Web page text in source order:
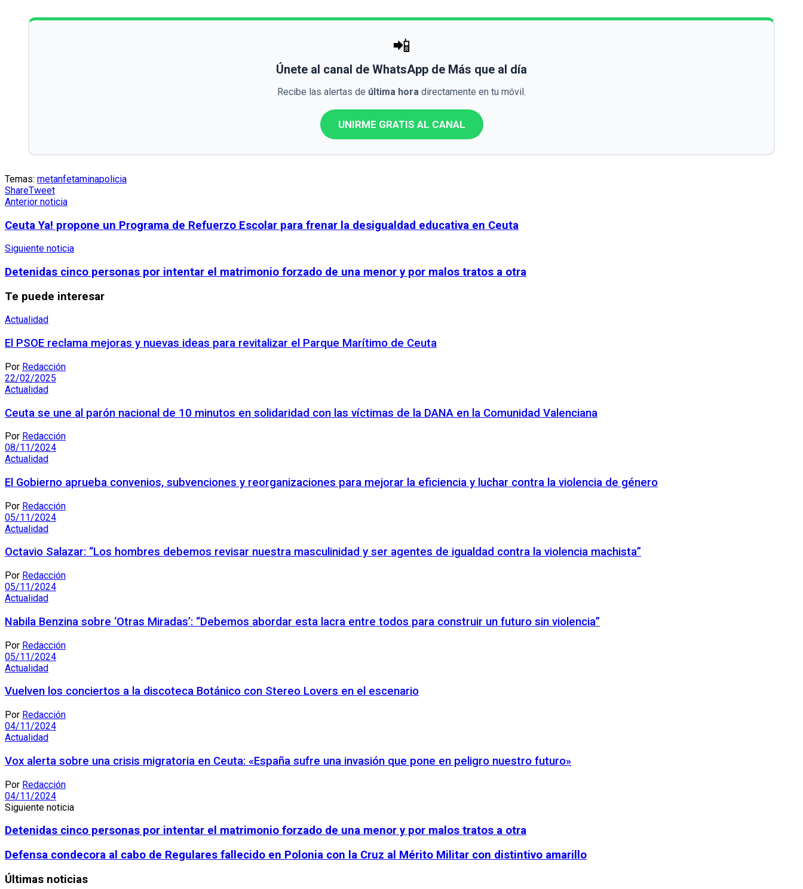
📲
Únete al canal de WhatsApp de Más que al día
Recibe las alertas de última hora directamente en tu móvil.
UNIRME GRATIS AL CANAL
Temas: metanfetaminapolicia
ShareTweet
Anterior noticia
Ceuta Ya! propone un Programa de Refuerzo Escolar para frenar la desigualdad educativa en Ceuta
Siguiente noticia
Detenidas cinco personas por intentar el matrimonio forzado de una menor y por malos tratos a otra
Te puede interesar
Actualidad
El PSOE reclama mejoras y nuevas ideas para revitalizar el Parque Marítimo de Ceuta
Por Redacción
22/02/2025
Actualidad
Ceuta se une al parón nacional de 10 minutos en solidaridad con las víctimas de la DANA en la Comunidad Valenciana
Por Redacción
08/11/2024
Actualidad
El Gobierno aprueba convenios, subvenciones y reorganizaciones para mejorar la eficiencia y luchar contra la violencia de género
Por Redacción
05/11/2024
Actualidad
Octavio Salazar: “Los hombres debemos revisar nuestra masculinidad y ser agentes de igualdad contra la violencia machista”
Por Redacción
05/11/2024
Actualidad
Nabila Benzina sobre ‘Otras Miradas’: “Debemos abordar esta lacra entre todos para construir un futuro sin violencia”
Por Redacción
05/11/2024
Actualidad
Vuelven los conciertos a la discoteca Botánico con Stereo Lovers en el escenario
Por Redacción
04/11/2024
Actualidad
Vox alerta sobre una crisis migratoria en Ceuta: «España sufre una invasión que pone en peligro nuestro futuro»
Por Redacción
04/11/2024
Siguiente noticia
Detenidas cinco personas por intentar el matrimonio forzado de una menor y por malos tratos a otra
Defensa condecora al cabo de Regulares fallecido en Polonia con la Cruz al Mérito Militar con distintivo amarillo
Últimas noticias